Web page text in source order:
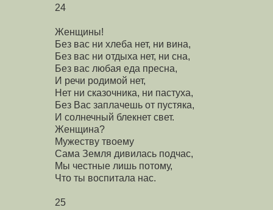
24
Женщины!
Без вас ни хлеба нет, ни вина,
Без вас ни отдыха нет, ни сна,
Без вас любая еда пресна,
И речи родимой нет,
Нет ни сказочника, ни пастуха,
Без Вас заплачешь от пустяка,
И солнечный блекнет свет.
Женщина?
Мужеству твоему
Сама Земля дивилась подчас,
Мы честные лишь потому,
Что ты воспитала нас.
25